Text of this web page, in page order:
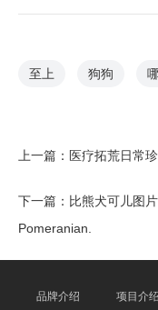
至上 狗狗
上一篇： 医疗拓荒日常
下一篇： 比熊犬可儿图
Pomeranian.
品牌介绍 项目介绍